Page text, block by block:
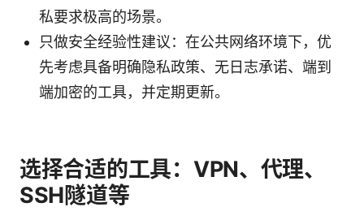
私要求极高的场景。
只做安全经验性建议：在公共网络环境下，优
先考虑具备明确隐私政策、无日志承诺、端到
端加密的工具，并定期更新。
选择合适的工具：VPN、代理、
SSH隧道等